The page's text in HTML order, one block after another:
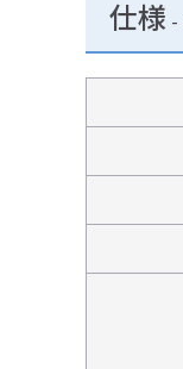
仕様 -